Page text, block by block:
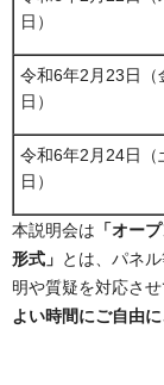
日）
令和6年2月23日（
日）
令和6年2月24日（
日）
本説明会は 「オー
形式」 とは、パネ
明や質疑を対応させ
よい時間にご自由に